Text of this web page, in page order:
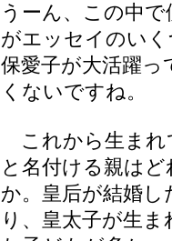
うーん、この中
がエッセイのい
保愛子が大活躍
くないですね。
これから生まれ
と名付ける親は
か。皇后が結婚
り、皇太子が生